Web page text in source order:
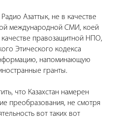
Азаттык, не в качестве
международной СМИ, коей
качестве правозащитной НПО,
Этического кодекса
напоминающую
гранты.
что Казахстан намерен
преобразования, не смотря
вот таких вот